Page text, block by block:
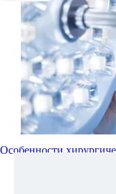
Особенности